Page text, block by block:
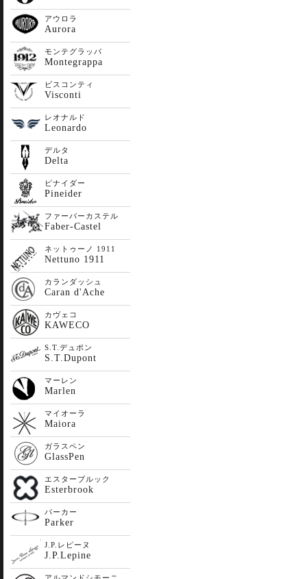
アウロラ
Aurora
モンテグラッパ
Montegrappa
ビスコンティ
Visconti
レオナルド
Leonardo
デルタ
Delta
ピナイダー
Pineider
ファーバーカステル
Faber-Castel
ネットゥーノ 1911
Nettuno 1911
カランダッシュ
Caran d'Ache
カヴェコ
KAWECO
S.T.デュポン
S.T.Dupont
マーレン
Marlen
マイオーラ
Maiora
ガラスペン
GlassPen
エスターブルック
Esterbrook
パーカー
Parker
J.P.レピーヌ
J.P.Lepine